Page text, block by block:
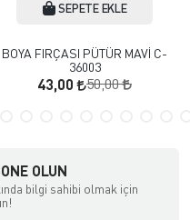
SEPETE EKLE
BOYA FIRÇASI PÜTÜR MAVİ C-
36003
43,00 50,00
OLUN
bilgi sahibi olmak için